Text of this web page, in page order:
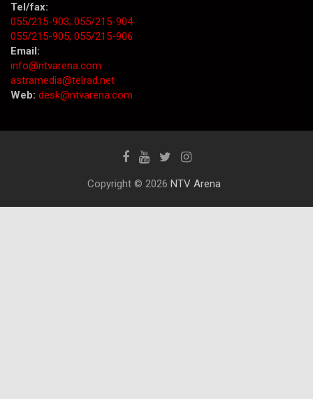
Tel/fax:
055/215-903; 055/215-904
055/215-905; 055/215-906
Email:
info@ntvarena.com
astramedia@telrad.net
Web: desk@ntvarena.com
Copyright © 2026 NTV Arena